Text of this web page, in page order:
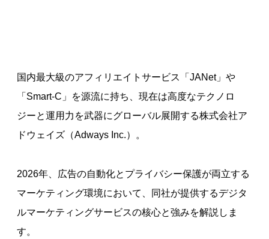
国内最大級のアフィリエイトサービス「JANet」や
「Smart-C」を源流に持ち、現在は高度なテクノロ
ジーと運用力を武器にグローバル展開する株式会社ア
ドウェイズ（Adways Inc.）。
2026年、広告の自動化とプライバシー保護が両立する
マーケティング環境において、同社が提供するデジタ
ルマーケティングサービスの核心と強みを解説しま
す。